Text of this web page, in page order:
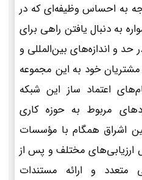
به احساس وظیفه‌ای که در
به دنبال یافتن راهی برای
حد و اندازه‌های بین‌المللی و
خود به این مجموعه
اعتماد ساز این شبکه
مربوط به حوزه کاری
اشراق همگام با مؤسسات
ارزیابی‌های مختلف و پس از
متعدد و ارائه مستندات